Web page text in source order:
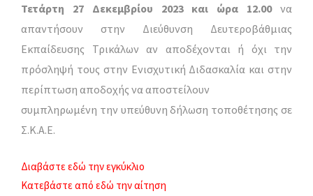
Τετάρτη 27 Δεκεμβρίου 2023 και ώρα 12.00να
απαντήσουν στην Διεύθυνση Δευτεροβάθμιας
Εκπαίδευσης Τρικάλων αν αποδέχονται ή όχι την
πρόσληψή τους στην Ενισχυτική Διδασκαλία και στην
περίπτωση αποδοχής να αποστείλουν
συμπληρωμένη την υπεύθυνη δήλωση τοποθέτησης σε
Σ.Κ.Α.Ε.
Διαβάστε εδώ την εγκύκλιο
Κατεβάστε από εδώ την αίτηση